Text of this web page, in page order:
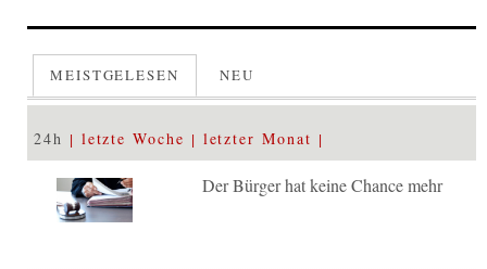
MEISTGELESEN NEU
24h letzte Woche letzter Monat
Der Bürger hat keine Chance mehr